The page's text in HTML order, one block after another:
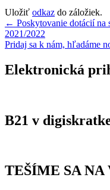
Uložiť odkaz do záložiek.
Navigácia
v
← Poskytovanie dotácií
2021/2022
Pridaj sa k nám, hľadáme
Elektronická
B21 v
TEŠÍME SA NA